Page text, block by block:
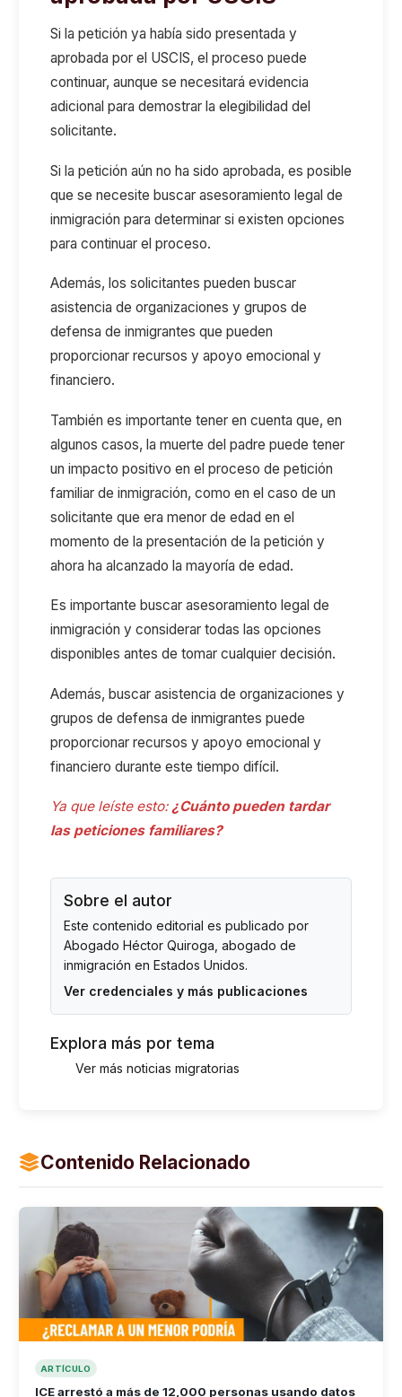
Si la petición ya había sido presentada y
aprobada por el USCIS, el proceso puede
continuar, aunque se necesitará evidencia
adicional para demostrar la elegibilidad del
solicitante.
Si la petición aún no ha sido aprobada, es posible
que se necesite buscar asesoramiento legal de
inmigración para determinar si existen opciones
para continuar el proceso.
Además, los solicitantes pueden buscar
asistencia de organizaciones y grupos de
defensa de inmigrantes que pueden
proporcionar recursos y apoyo emocional y
financiero.
También es importante tener en cuenta que, en
algunos casos, la muerte del padre puede tener
un impacto positivo en el proceso de petición
familiar de inmigración, como en el caso de un
solicitante que era menor de edad en el
momento de la presentación de la petición y
ahora ha alcanzado la mayoría de edad.
Es importante buscar asesoramiento legal de
inmigración y considerar todas las opciones
disponibles antes de tomar cualquier decisión.
Además, buscar asistencia de organizaciones y
grupos de defensa de inmigrantes puede
proporcionar recursos y apoyo emocional y
financiero durante este tiempo difícil.
Ya que leíste esto: ¿Cuánto pueden tardar
las peticiones familiares?
Sobre el autor
Este contenido editorial es publicado por
Abogado Héctor Quiroga , abogado de
inmigración en Estados Unidos.
Ver credenciales y más publicaciones
Explora más por tema
Ver más noticias migratorias
Contenido Relacionado
ARTÍCULO
ICE arrestó a más de 12,000 personas usando datos